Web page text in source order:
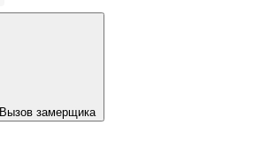
Вызов замерщика